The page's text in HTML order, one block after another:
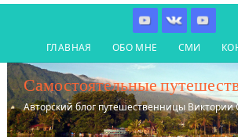
содержимому
ГЛАВНАЯ ОБО МНЕ СМИ
Самостоятельные
Авторский блог путешественницы Виктории